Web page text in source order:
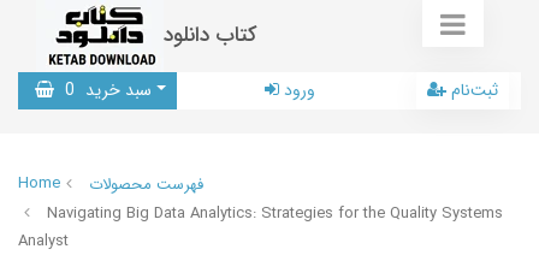
کتاب دانلود
سبد خرید 0 ورود ثبت‌نام
Home
فهرست محصولات
Navigating Big Data Analytics: Strategies for the Quality Systems
Analyst